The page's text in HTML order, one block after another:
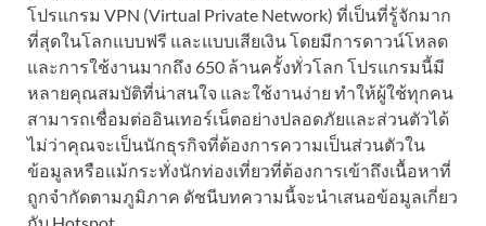
โปรแกรม VPN (Virtual Private Network) ที่เป็นที่รู้จักมาก
ที่สุดในโลกแบบฟรี และแบบเสียเงิน โดยมีการดาวน์โหลด
และการใช้งานมากถึง 650 ล้านครั้งทั่วโลก โปรแกรมนี้มี
หลายคุณสมบัติที่น่าสนใจ และใช้งานง่าย ทำให้ผู้ใช้ทุกคน
สามารถเชื่อมต่ออินเทอร์เน็ตอย่างปลอดภัยและส่วนตัวได้
ไม่ว่าคุณจะเป็นนักธุรกิจที่ต้องการความเป็นส่วนตัวใน
ข้อมูลหรือแม้กระทั่งนักท่องเที่ยวที่ต้องการเข้าถึงเนื้อหาที่
ถูกจำกัดตามภูมิภาค ดัชนีบทความนี้จะนำเสนอข้อมูลเกี่ยว